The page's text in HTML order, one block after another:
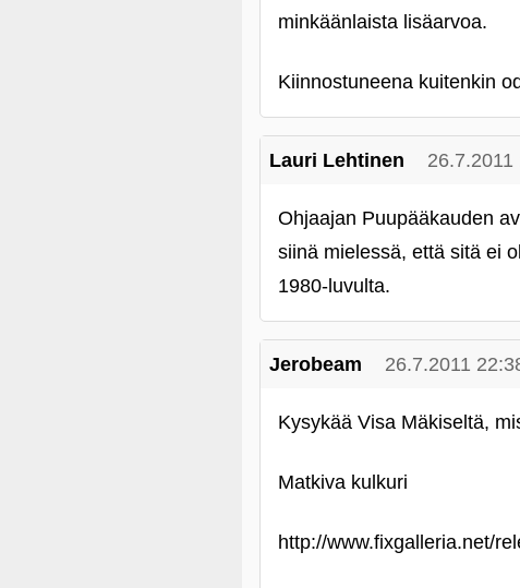
minkäänlaista lisäarvoa.
Kiinnostuneena kuitenkin
Lauri Lehtinen 26.7.2011
Ohjaajan Puupääkauden
siinä mielessä, että sitä ei
1980-luvulta.
Jerobeam 26.7.2011
Kysykää Visa Mäkiseltä,
Matkiva kulkuri
http://www.fixgalleria.net/